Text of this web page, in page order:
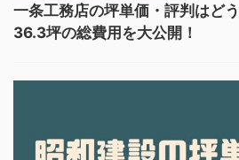
一条工務店の坪単価・評判はど
36.3坪の総費用を大公開！